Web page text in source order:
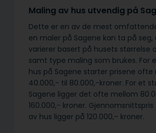
Maling av hus utvendig på
Dette er en av de mest
en maler på Sagene kan ta på seg,
varierer basert på husets størrelse
samt type maling som brukes. For
hus på Sagene starter prisene ofte
40.000,- til 80.000,-kroner. For et
Sagene ligger det ofte mellom
160.000,- kroner.
av hus ligger på 120.000,- kroner.